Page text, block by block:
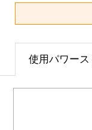
使用パワース